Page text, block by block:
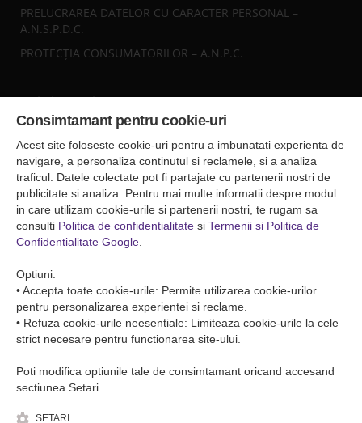
PRELUCRAREA DATELOR CU CARACTER PERSONAL –
A.N.S.P.D.C.
PROTECȚIA CONSUMATORILOR – A.N.P.C.
Sediul central
Falticeni ( Autogara Romfour )
str. Plutonier Ghiniţă nr.8, Fălticeni, judeţul Suceava
0040374557200
Condiții de Transport
Condițiile de transport colete
Condițiile de transport persone
Consimtamant pentru cookie-uri
Acest site foloseste cookie-uri pentru a imbunatati experienta de
navigare, a personaliza continutul si reclamele, si a analiza
traficul. Datele colectate pot fi partajate cu partenerii nostri de
publicitate si analiza. Pentru mai multe informatii despre modul
in care utilizam cookie-urile si partenerii nostri, te rugam sa
consulti Politica de confidentialitate si Termenii si Politica de
Confidentialitate Google
Optiuni:
• Accepta toate cookie-urile: Permite utilizarea cookie-urilor
pentru personalizarea experientei si reclame.
• Refuza cookie-urile neesentiale: Limiteaza cookie-urile la cele
strict necesare pentru functionarea site-ului.
Poti modifica optiunile tale de consimtamant oricand accesand
sectiunea Setari.
SETARI